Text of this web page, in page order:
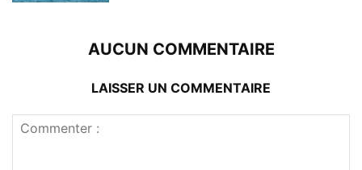
AUCUN COMMENTAIRE
LAISSER UN COMMENTAIRE